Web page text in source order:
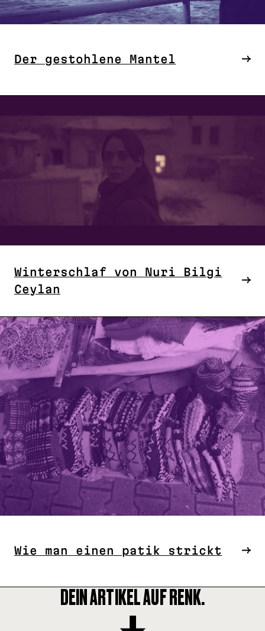
Der gestohlene Mantel
Winterschlaf von Nuri Bilgi
Ceylan
Wie man einen patik strickt
DEIN ARTIKEL AUF RENK.